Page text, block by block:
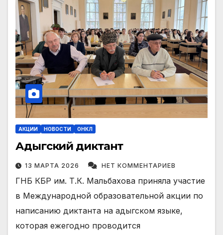
АКЦИИ НОВОСТИ ОНКЛ
Адыгский диктант
13 МАРТА 2026 НЕТ КОММЕНТАРИЕВ
ГНБ КБР им. Т.К. Мальбахова приняла участие
в Международной образовательной акции по
написанию диктанта на адыгском языке,
которая ежегодно проводится